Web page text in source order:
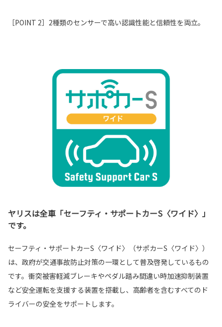
［POINT 2］2種類のセンサーで高い認識性能と信頼性を両立。
ヤリスは全車「セーフティ・サポートカーS〈ワイド〉」
です。
セーフティ・サポートカーS〈ワイド〉（サポカーS〈ワイド〉）
は、政府が交通事故防止対策の一環として普及啓発しているもの
です。衝突被害軽減ブレーキやペダル踏み間違い時加速抑制装置
など安全運転を支援する装置を搭載し、高齢者を含むすべてのド
ライバーの安全をサポートします。